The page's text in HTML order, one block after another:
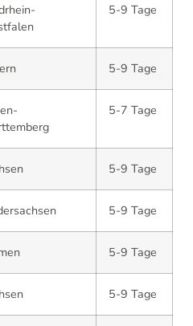
5-9 Tage
5-9 Tage
5-7 Tage
5-9 Tage
5-9 Tage
5-9 Tage
5-9 Tage